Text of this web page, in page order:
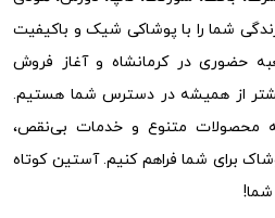
شما را با پوشاکی شیک و باکیفیت
حضوری در کرمانشاه و آغاز فروش
از همیشه در دسترس شما هستیم.
محصولات متنوع و خدمات بی‌نقص،
برای شما فراهم کنیم. آستین کوتاه
شما!